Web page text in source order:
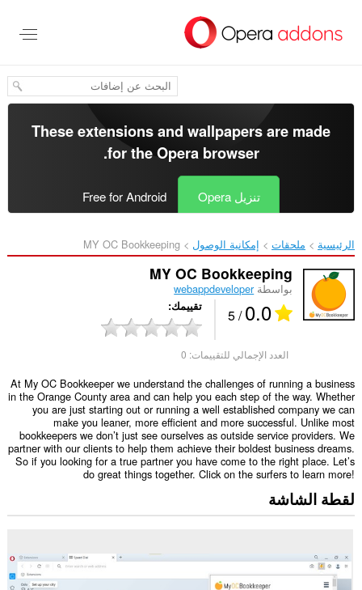
المحتوى
These extensions and wallpapers are made
for theOpera browser
.
تنزيل Opera Free for Android
الرئيسية ملحقات إمكانية الوصول MY OC Bookkeeping‎
MY OC Bookkeeping
بواسطةwebappdeveloper
0.0
/ 5 تقييمك
العدد الإجمالي للتقييمات: 0
At My OC Bookkeeper we understand the challenges of running a business
in the Orange County area and can help you each step of the way. Whether
you are just starting out or running a well established company we can
make you leaner, more efficient and more successful. Unlike most
bookkeepers we don’t just see ourselves as outside service providers. We
partner with our clients to help them achieve their boldest business dreams.
So if you looking for a true partner you have come to the right place. Let’s
do great things together. Click on the surfers to learn more!
لقطة الشاشة